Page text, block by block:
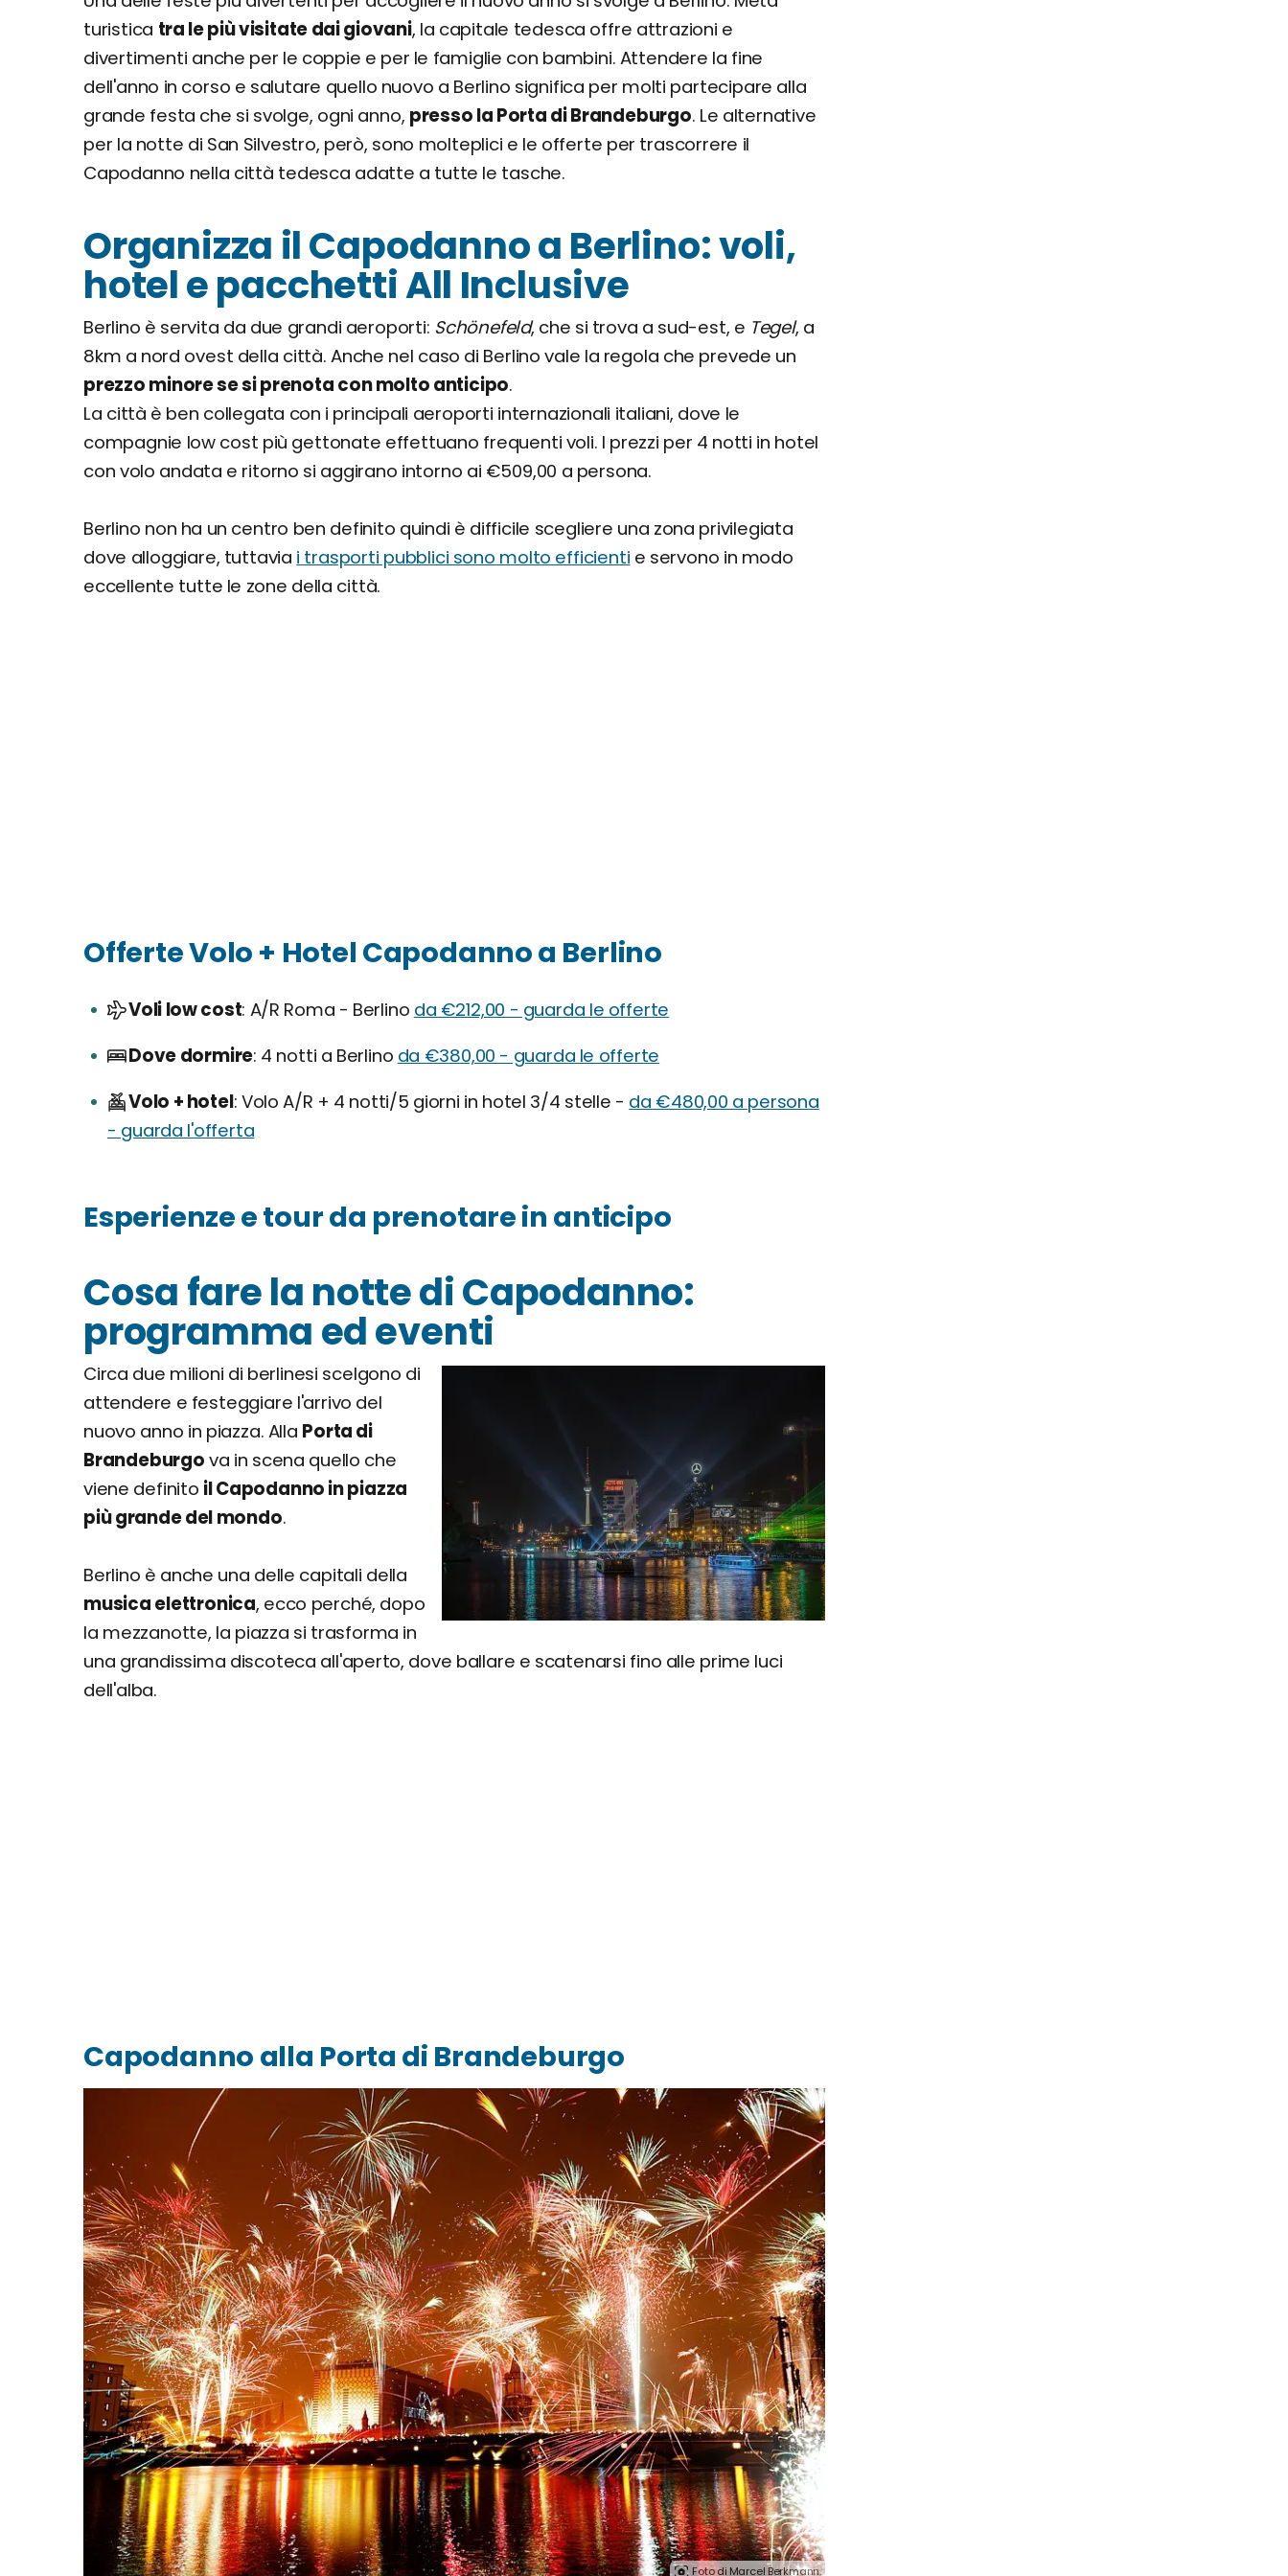
turistica tra le più visitate dai giovani, la capitale tedesca offre attrazioni e
divertimenti anche per le coppie e per le famiglie con bambini. Attendere la fine
dell'anno in corso e salutare quello nuovo a Berlino significa per molti partecipare alla
grande festa che si svolge, ogni anno, presso la Porta di Brandeburgo. Le alternative
per la notte di San Silvestro, però, sono molteplici e le offerte per trascorrere il
Capodanno nella città tedesca adatte a tutte le tasche.
Organizza il Capodanno a Berlino: voli,
hotel e pacchetti All Inclusive
Berlino è servita da due grandi aeroporti: Schönefeld, che si trova a sud-est, e Tegel, a
8km a nord ovest della città. Anche nel caso di Berlino vale la regola che prevede un
prezzo minore se si prenota con molto anticipo.
La città è ben collegata con i principali aeroporti internazionali italiani, dove le
compagnie low cost più gettonate effettuano frequenti voli. I prezzi per 4 notti in hotel
con volo andata e ritorno si aggirano intorno ai €509,00 a persona.
Berlino non ha un centro ben definito quindi è difficile scegliere una zona privilegiata
dove alloggiare, tuttavia i trasporti pubblici sono molto efficienti e servono in modo
eccellente tutte le zone della città.
Offerte Volo + Hotel Capodanno a Berlino
Voli low cost A/R Roma - Berlino da €212,00 - guarda le offerte
Dove dormire 4 notti a Berlino da €380,00 - guarda le offerte
Volo + hotel Volo A/R + 4 notti/5 giorni in hotel 3/4 stelle - da €480,00 a persona
- guarda l'offerta
Esperienze e tour da prenotare in anticipo
Cosa fare la notte di Capodanno:
programma ed eventi
Circa due milioni di berlinesi scelgono di
attendere e festeggiare l'arrivo del
nuovo anno in piazza. Alla Porta di
Brandeburgo va in scena quello che
viene definito il Capodanno in piazza
più grande del mondo.
Berlino è anche una delle capitali della
musica elettronica, ecco perché, dopo
la mezzanotte, la piazza si trasforma in
una grandissima discoteca all'aperto, dove ballare e scatenarsi fino alle prime luci
dell'alba.
Capodanno alla Porta di Brandeburgo
Foto di Marcel Berkmann.